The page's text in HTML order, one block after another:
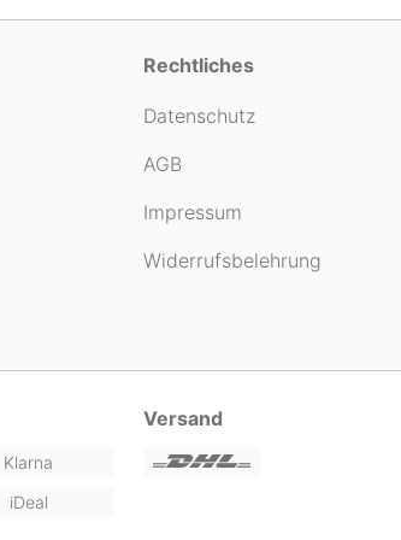
Rechtliches
Datenschutz
AGB
Impressum
Widerrufsbelehrung
Klarna
iDeal
Versand